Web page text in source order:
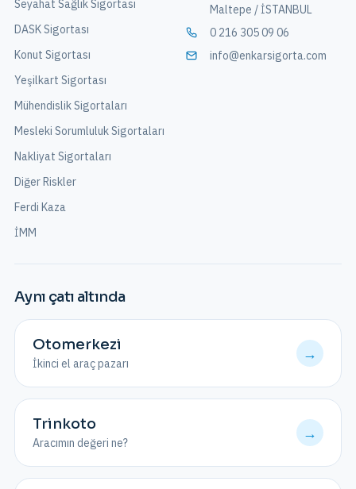
Seyahat Sağlık Sigortası
DASK Sigortası
Konut Sigortası
Yeşilkart Sigortası
Mühendislik Sigortaları
Mesleki Sorumluluk Sigortaları
Nakliyat Sigortaları
Diğer Riskler
Ferdi Kaza
İMM
Maltepe / İSTANBUL
0 216 305 09 06
info@enkarsigorta.com
Aynı çatı altında
Otomerkezi
İkinci el araç pazarı
→
Trinkoto
Aracımın değeri ne?
→